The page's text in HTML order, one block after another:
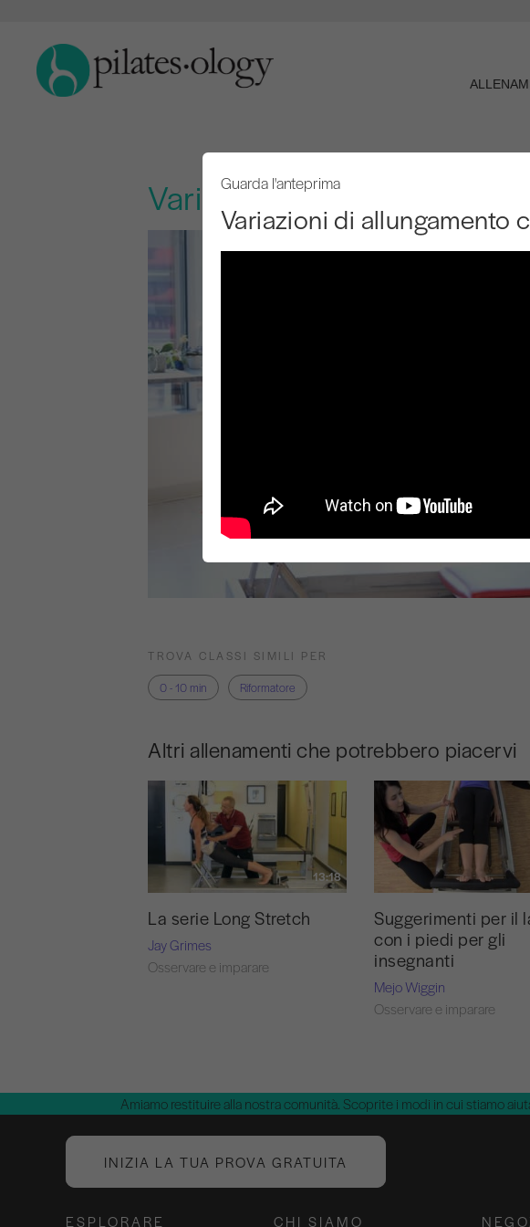
Variazioni di allungamento
Guarda l'anteprima
Variazioni di allungamento
TROVA CLASSI SIMILI PER
0 - 10 min
Riformatore
Altri allenamenti che potrebbero piacervi
13:18
La serie Long Stretch
Jay Grimes
Osservare e imparare
Suggerimenti per il
con i piedi per gli
insegnanti
Mejo Wiggin
Osservare e imparare
Amiamo restituire alla nostra comunità. Scoprite i modi in cui stiamo
INIZIA LA TUA PROVA GRATUITA
ESPLORARE CHI SIAMO